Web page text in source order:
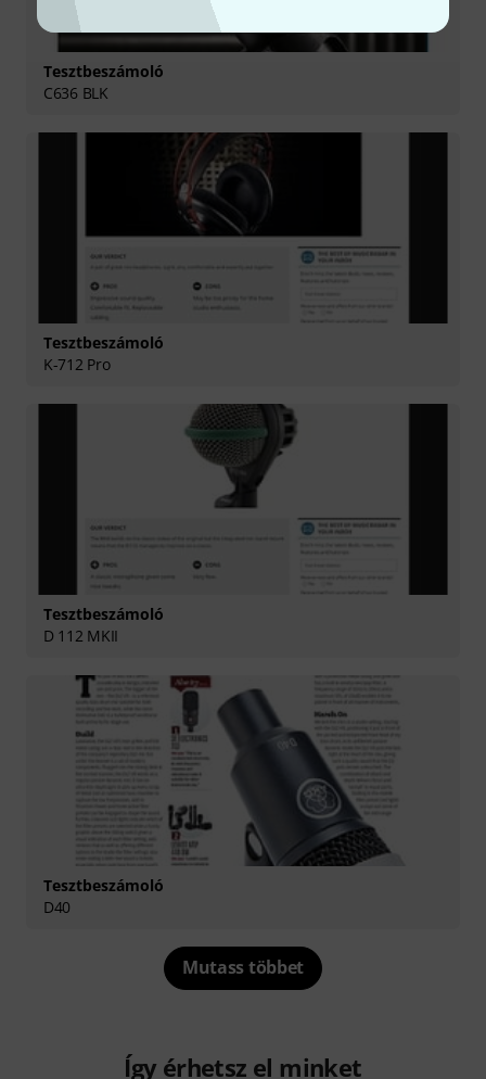
Tesztbeszámoló
C636 BLK
Tesztbeszámoló
K-712 Pro
Tesztbeszámoló
D 112 MKII
Tesztbeszámoló
D40
Mutass többet
Így érhetsz el minket